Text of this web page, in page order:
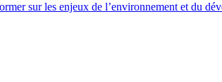
sur les enjeux de l’environnement et du